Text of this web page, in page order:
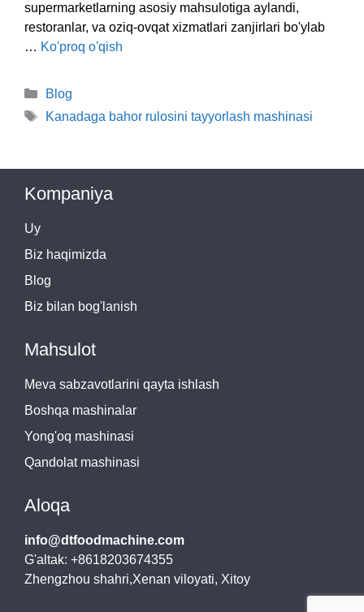
supermarketlarning asosiy mahsulotiga aylandi,
restoranlar, va oziq-ovqat xizmatlari zanjirlari bo'ylab
… Ko'proq o'qish
Kategoriyalar
Blog
Teglar
Kanadaga bahor rulosini tayyorlash mashinasi
Kompaniya
Uy
Biz haqimizda
Blog
Biz bilan bog'lanish
Mahsulot
Meva sabzavotlarini qayta ishlash
Boshqa mashinalar
Yong'oq mashinasi
Qandolat mashinasi
Aloqa
info@dtfoodmachine.com
G'altak: +8618203674355
Zhengzhou shahri,Xenan viloyati, Xitoy